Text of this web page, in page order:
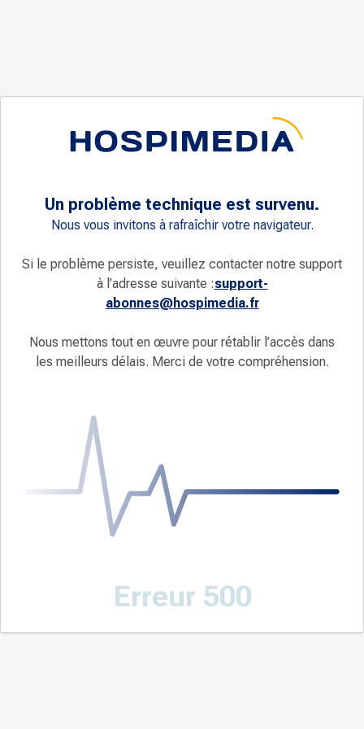
Un problème technique est survenu.
Nous vous invitons à rafraîchir votre navigateur.
Si le problème persiste, veuillez contacter notre support
à l’adresse suivante :support-
abonnes@hospimedia.fr
Nous mettons tout en œuvre pour rétablir l’accès dans
les meilleurs délais. Merci de votre compréhension.
Erreur 500